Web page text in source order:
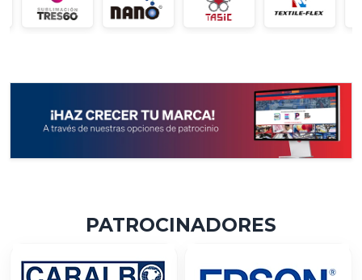
PATROCINADORES